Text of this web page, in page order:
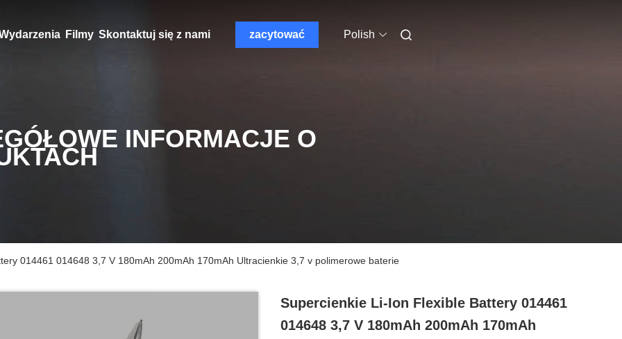
Filmy Skontaktuj się z nami zacytować Polish
INFORMACJE O
014461 014648 3,7 V 180mAh 200mAh 170mAh Ultracienkie 3,7 v polimerowe baterie
Supercienkie Li-Ion Flexible Battery 014461
014648 3,7 V 180mAh 200mAh 170mAh